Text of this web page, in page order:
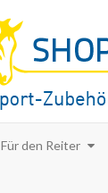
Für den Reiter